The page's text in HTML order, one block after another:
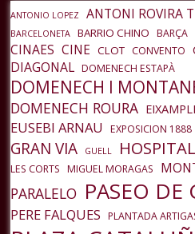
ANTONIO LOPEZ ANTONI ROVIRA
BARCELONETA BARRIO CHINO BARÇA
CINAES CINE CLOT CONVENTO
DIAGONAL DOMENECH ESTAPÀ
DOMENECH I
DOMENECH ROURA
EUSEBI ARNAU EXPOSICION 1888
GRAN VIA GUELL
LES CORTS MIGUEL MORAGAS
PARALELO PASEO DE
PERE FALQUES PLANTADA